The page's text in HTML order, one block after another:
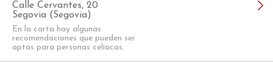
Calle Cervantes, 20
Segovia (Segovia)
En la carta hay algunas
recomendaciones que pueden ser
aptas para personas celíacas.